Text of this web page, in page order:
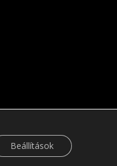
Beállítások